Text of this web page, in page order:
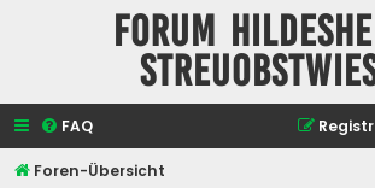
Forum
FAQ
Foren-Übersicht